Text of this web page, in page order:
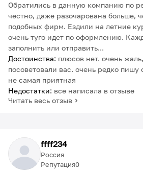
Обратились в данную компанию по
честно, даже разочарована больше,
подобных фирм. Ездили на летние
очень туго идет по оформлению.
заполнить или отправить...
Достоинства: плюсов нет. очень
посоветовали вас. очень редко пишу
не самая приятная
Недостатки: все написала в отзыве
Читать весь отзыв
ffff234
Репутация0
Россия